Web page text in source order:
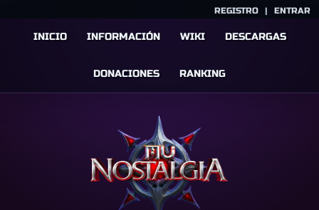
REGISTRO | ENTRAR
INICIO INFORMACIÓN WIKI DESCARGAS
DONACIONES RANKING